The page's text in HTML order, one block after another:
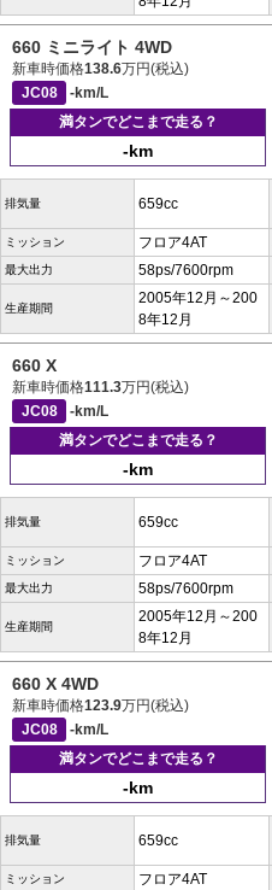
660 ミニライト 4WD
新車時価格138.6万円(税込)
JC08
-km/L
満タンでどこまで走る？
-km
排気量 659cc
ミッション フロア4AT
最大出力 58ps/7600rpm
生産期間
2005年12月～200
8年12月
660 X
新車時価格111.3万円(税込)
JC08
-km/L
満タンでどこまで走る？
-km
排気量 659cc
ミッション フロア4AT
最大出力 58ps/7600rpm
生産期間
2005年12月～200
8年12月
660 X 4WD
新車時価格123.9万円(税込)
JC08
-km/L
満タンでどこまで走る？
-km
排気量 659cc
ミッション フロア4AT